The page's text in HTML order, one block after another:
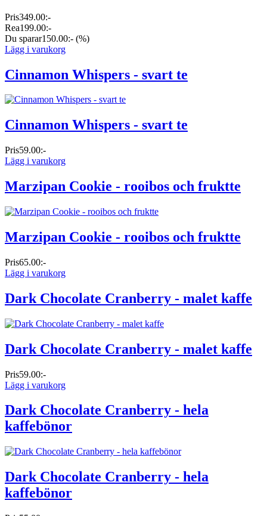
Pris349.00:-
Rea199.00:-
Du sparar150.00:- (%)
Lägg i varukorg
Cinnamon Whispers - svart te
Cinnamon Whispers - svart te
Pris59.00:-
Lägg i varukorg
Marzipan Cookie - rooibos och fruktte
Marzipan Cookie - rooibos och fruktte
Pris65.00:-
Lägg i varukorg
Dark Chocolate Cranberry - malet kaffe
Dark Chocolate Cranberry - malet kaffe
Pris59.00:-
Lägg i varukorg
Dark Chocolate Cranberry - hela
kaffebönor
Dark Chocolate Cranberry - hela
kaffebönor